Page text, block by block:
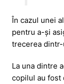
În cazul unei
pentru a-și
trecerea
La una dintre
copilul au fost